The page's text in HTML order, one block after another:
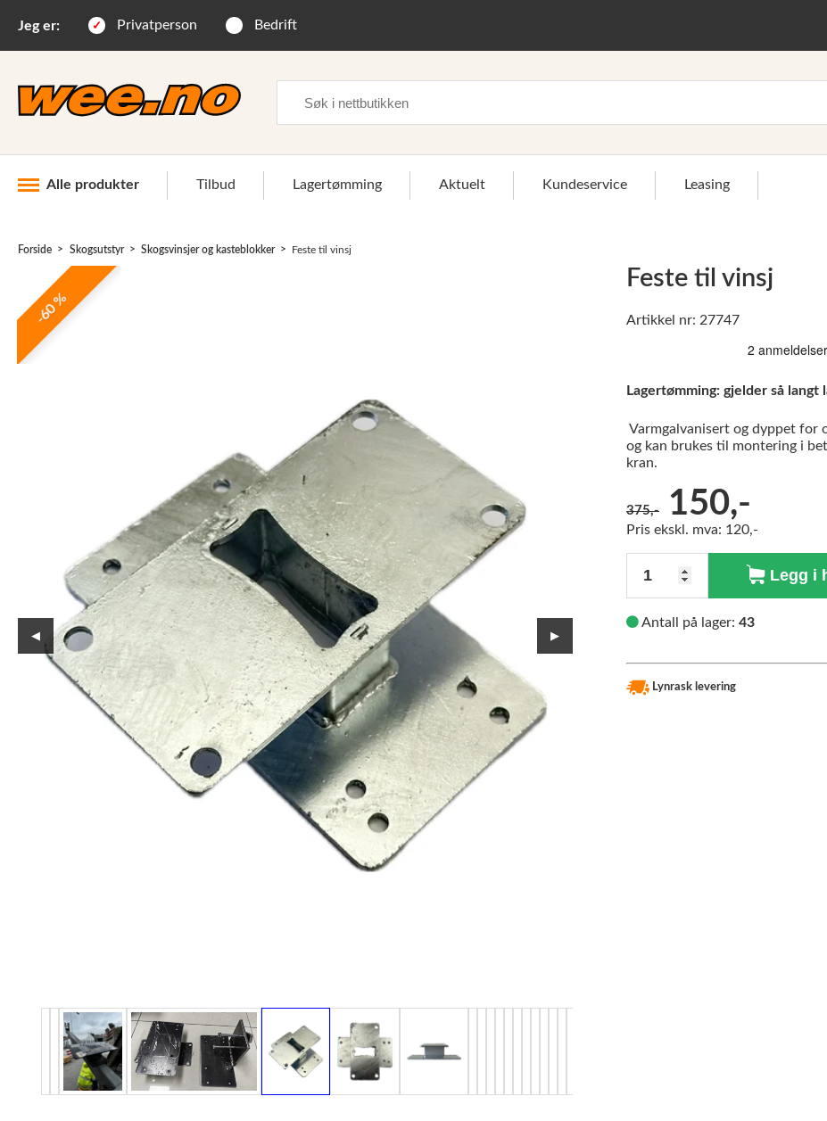
Jeg er: Privatperson Bedrift
Alle produkter Tilbud Lagertømming Aktuelt Kundeservice Leasing
Industri og anlegg
Skogsutstyr
Landbruksutstyr
Kundeservice
Leasing
Forside Skogsutstyr Skogsvinsjer og kasteblokker Feste til vinsj
◀ ▶
-60 %
Feste til vinsj
Artikkel nr: 27747
Lagertømming: gjelder så
Varmgalvanisert og dyppet for
og kan brukes til montering i
kran.
375,-
150,-
Pris ekskl. mva: 120,-
Legg i
Antall på lager: 43
Lynrask levering